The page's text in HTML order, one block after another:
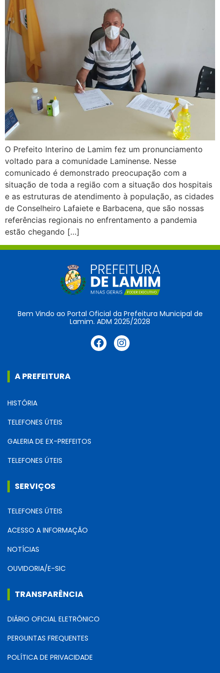
O Prefeito Interino de Lamim fez um pronunciamento
voltado para a comunidade Laminense. Nesse
comunicado é demonstrado preocupação com a
situação de toda a região com a situação dos hospitais
e as estruturas de atendimento à população, as cidades
de Conselheiro Lafaiete e Barbacena, que são nossas
referências regionais no enfrentamento a pandemia
estão chegando […]
Bem Vindo ao Portal Oficial da Prefeitura Municipal de
Lamim. ADM 2025/2028
A PREFEITURA
HISTÓRIA
TELEFONES ÚTEIS
GALERIA DE EX-PREFEITOS
TELEFONES ÚTEIS
SERVIÇOS
TELEFONES ÚTEIS
ACESSO A INFORMAÇÃO
NOTÍCIAS
OUVIDORIA/E-SIC
TRANSPARÊNCIA
DIÁRIO OFICIAL ELETRÔNICO
PERGUNTAS FREQUENTES
POLÍTICA DE PRIVACIDADE